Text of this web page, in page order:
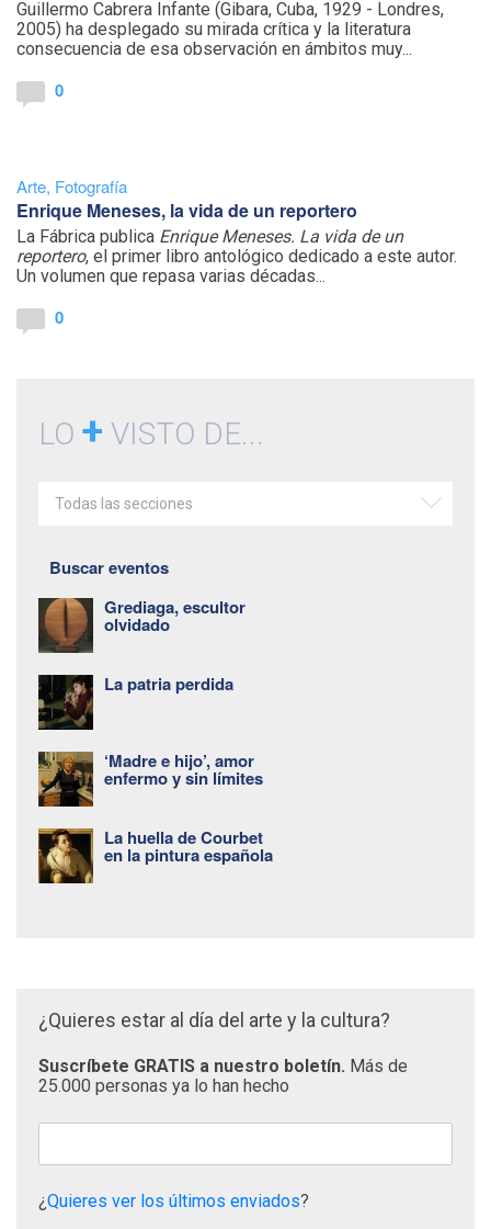
Guillermo Cabrera Infante (Gibara, Cuba, 1929 - Londres,
2005) ha desplegado su mirada crítica y la literatura
consecuencia de esa observación en ámbitos muy...
0
Arte, Fotografía
Enrique Meneses, la vida de un reportero
La Fábrica publica Enrique Meneses. La vida de un
reportero, el primer libro antológico dedicado a este autor.
Un volumen que repasa varias décadas...
0
LO + VISTO DE...
Todas las secciones
Buscar eventos
Grediaga, escultor
olvidado
La patria perdida
‘Madre e hijo’, amor
enfermo y sin límites
La huella de Courbet
en la pintura española
¿Quieres estar al día del arte y la cultura?
Suscríbete GRATIS a nuestro boletín. Más de
25.000 personas ya lo han hecho
¿Quieres ver los últimos enviados?